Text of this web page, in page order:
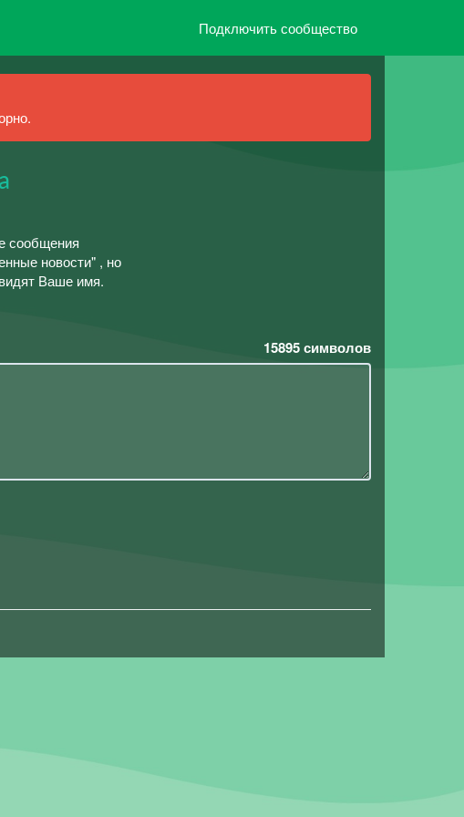
Подключить сообщество
сообщения
новости" , но
Ваше имя.
15895символов